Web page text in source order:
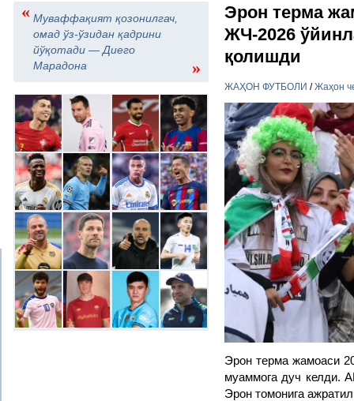
« Муваффақият қозонилгач,
омад ўз-ўзидан қадрини
йўқотади — Диего
Марадона
»
Эрон терма
ЖЧ-2026
қолишди
ЖАҲОН ФУТБОЛИ /Жаҳон
Эрон терма жамоаси
муаммога дуч келди.
Эрон томонига